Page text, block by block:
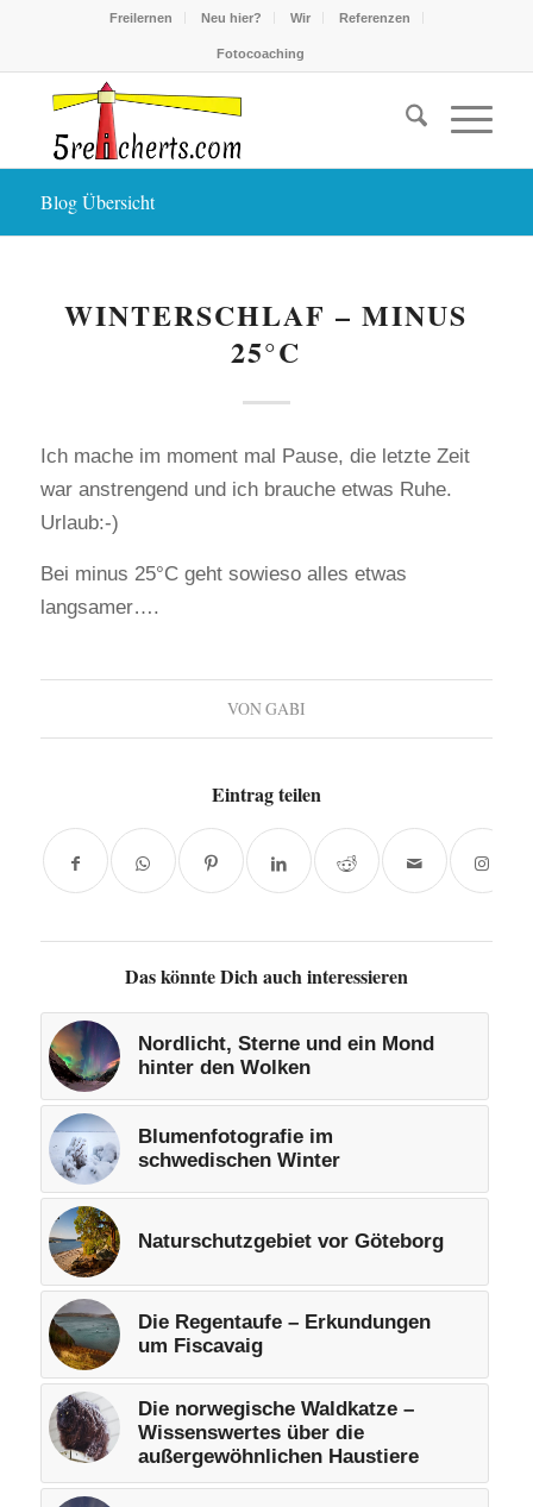
Freilernen Neu hier? Wir Referenzen
Fotocoaching
Blog Übersicht
WINTERSCHLAF – MINUS
25°C
Ich mache im moment mal Pause, die letzte Zeit
war anstrengend und ich brauche etwas Ruhe.
Urlaub:-)
Bei minus 25°C geht sowieso alles etwas
langsamer….
VONGABI
Eintrag teilen
Das könnte Dich auch interessieren
Nordlicht, Sterne und ein Mond
hinter den Wolken
Blumenfotografie im
schwedischen Winter
Naturschutzgebiet vor Göteborg
Die Regentaufe – Erkundungen
um Fiscavaig
Die norwegische Waldkatze –
Wissenswertes über die
außergewöhnlichen Haustiere